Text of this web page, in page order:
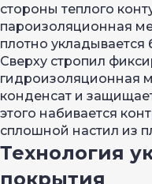
стороны теплого
пароизоляционная
плотно укладывается
Сверху стропил
гидроизоляционная
конденсат и
этого набивается
сплошной настил из
Технология
покрытия